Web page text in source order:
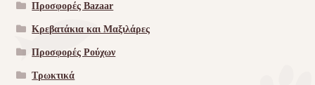
Προσφορές Bazaar
Κρεβατάκια και Μαξιλάρες
Προσφορές Ρούχων
Τρωκτικά